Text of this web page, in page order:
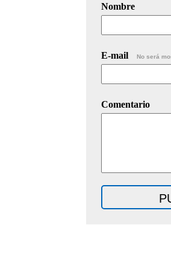
Nombre
E-mail No será
Comentario